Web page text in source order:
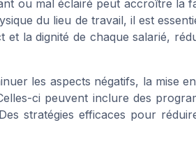
ou mal éclairé peut accroître la
du lieu de travail, il est
la dignité de chaque salarié,
les aspects négatifs, la mise
ci peuvent inclure des
stratégies efficaces pour